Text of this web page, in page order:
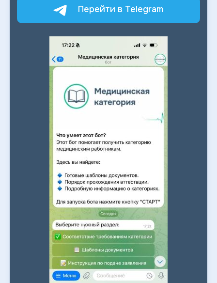
Перейти в Telegram